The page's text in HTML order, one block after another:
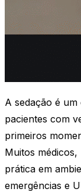
A sedação é
pacientes com
primeiros
Muitos
prática em
emergências e